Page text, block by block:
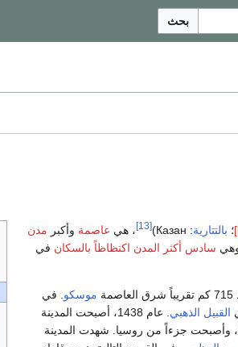
بحث
؛ بالتتارية:
Казан
)
[13] ، هي عاصمة وأكبر مدن
سادس أكثر المدن اكتظاظاً بالسكان في
موسكو . في
القبيل الذهبي
. عام 1438، أصبحت المدينة
وأصبحت جزءاً من روسيا. شهدت المدينة